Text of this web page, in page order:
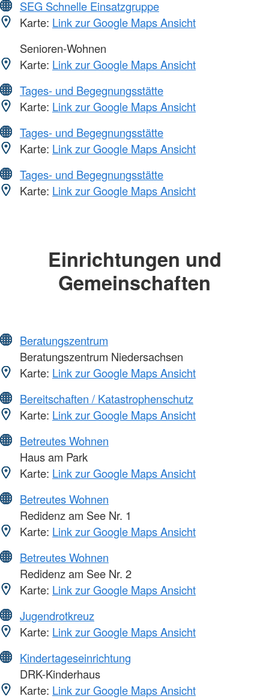
SEG Schnelle Einsatzgruppe
Karte: Link zur Google Maps Ansicht
Senioren-Wohnen
Karte: Link zur Google Maps Ansicht
Tages- und Begegnungsstätte
Karte: Link zur Google Maps Ansicht
Tages- und Begegnungsstätte
Karte: Link zur Google Maps Ansicht
Tages- und Begegnungsstätte
Karte: Link zur Google Maps Ansicht
Einrichtungen und
Gemeinschaften
Beratungszentrum
Beratungszentrum Niedersachsen
Karte: Link zur Google Maps Ansicht
Bereitschaften / Katastrophenschutz
Karte: Link zur Google Maps Ansicht
Betreutes Wohnen
Haus am Park
Karte: Link zur Google Maps Ansicht
Betreutes Wohnen
Redidenz am See Nr. 1
Karte: Link zur Google Maps Ansicht
Betreutes Wohnen
Redidenz am See Nr. 2
Karte: Link zur Google Maps Ansicht
Jugendrotkreuz
Karte: Link zur Google Maps Ansicht
Kindertageseinrichtung
DRK-Kinderhaus
Karte: Link zur Google Maps Ansicht